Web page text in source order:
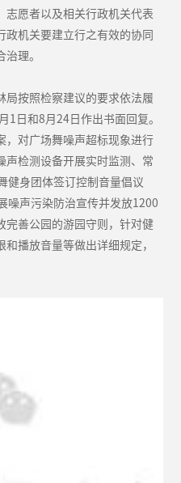
愿者以及相关行政机关代表
政机关要建立行之有效的协同
理。
局按照检察建议的要求依法履
1日和8月24日作出书面回复。
，对广场舞噪声超标现象进行
声检测设备开展实时监测、常
健身团体签订控制音量倡议
噪声污染防治宣传并发放1200
完善公园的游园守则，针对健
播放音量等做出详细规定，